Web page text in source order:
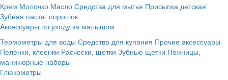
Крем Молочко Масло Средства для мытья Присыпка детская
Зубная паста, порошок
Аксессуары по уходу за малышом
Термометры для воды Средства для купания Прочие аксессуары
Пеленки, клеенки Расчески, щетки Зубные щетки Ножницы,
маникюрные наборы
Глюкометры